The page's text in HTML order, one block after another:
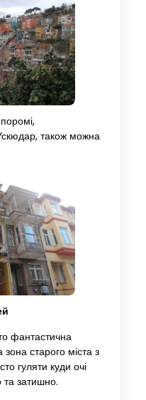
також можна
фантастична
старого міста з
гуляти куди очі
та затишно.